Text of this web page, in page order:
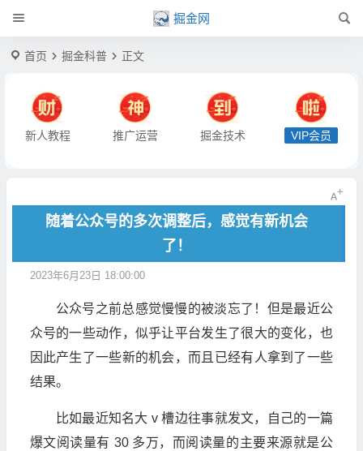
掘金网
首页 掘金科普 正文
新人教程 推广运营 掘金技术 VIP会员
随着公众号的多次调整后，感觉有新机会
了！
2023年6月23日 18:00:00
公众号之前总感觉慢慢的被淡忘了！但是最近公
众号的一些动作，似乎让平台发生了很大的变化，也
因此产生了一些新的机会，而且已经有人拿到了一些
结果。
比如最近知名大 v 槽边往事就发文，自己的一篇
爆文阅读量有 30 多万，而阅读量的主要来源就是公